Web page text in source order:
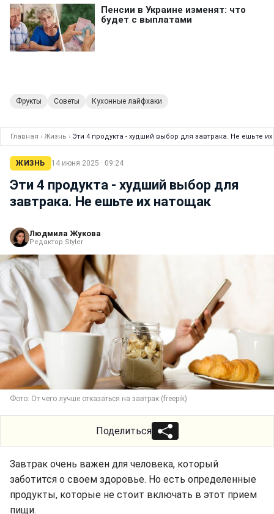
Фрукты Советы Кухонные лайфхаки
Главная › Жизнь › Эти 4 продукта - худший выбор для завтрака. Не ешьте
ЖИЗНЬ 14 июня 2025 · 09:24
Эти 4 продукта - худший выбор для
завтрака. Не ешьте их натощак
Людмила Жукова
Редактор Styler
Фото: От чего лучше отказаться на завтрак (freepik)
Поделиться
Завтрак очень важен для человека, который
заботится о своем здоровье. Но есть определенные
продукты, которые не стоит включать в этот прием
пищи.